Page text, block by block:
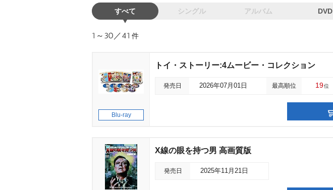
すべて シングル アルバム DVD
1～30／41 件
Blu-ray
トイ・ストーリー:4ムービー・コレクション
発売日 2026年07月01日 最高順位 19位
X線の眼を持つ男 高画質版
発売日 2025年11月21日